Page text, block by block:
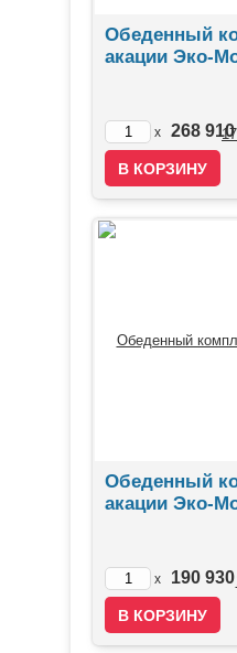
Обеденный
акации Эко-
x 268 910
Обеденный
акации Эко-
x 190 930